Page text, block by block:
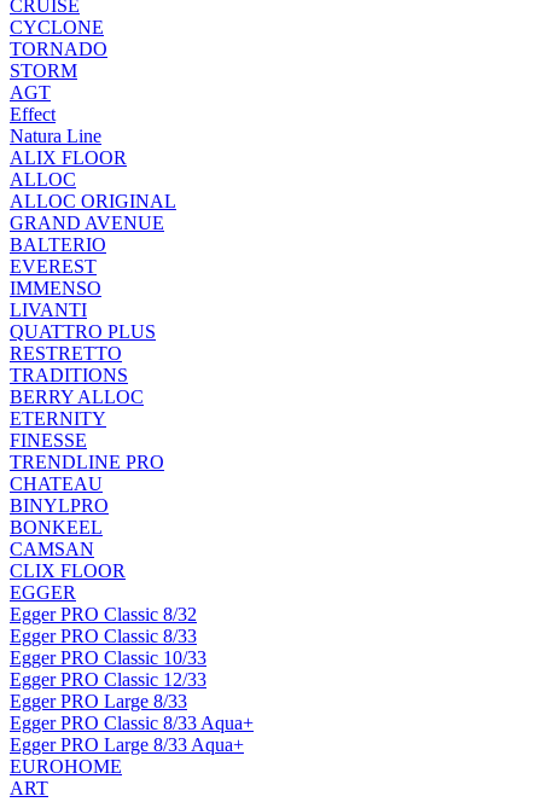
CRUISE
CYCLONE
TORNADO
STORM
AGT
Effect
Natura Line
ALIX FLOOR
ALLOC
ALLOC ORIGINAL
GRAND AVENUE
BALTERIO
EVEREST
IMMENSO
LIVANTI
QUATTRO PLUS
RESTRETTO
TRADITIONS
BERRY ALLOC
ETERNITY
FINESSE
TRENDLINE PRO
CHATEAU
BINYLPRO
BONKEEL
CAMSAN
CLIX FLOOR
EGGER
Egger PRO Classic 8/32
Egger PRO Classic 8/33
Egger PRO Classic 10/33
Egger PRO Classic 12/33
Egger PRO Large 8/33
Egger PRO Classic 8/33 Aqua+
Egger PRO Large 8/33 Aqua+
EUROHOME
ART